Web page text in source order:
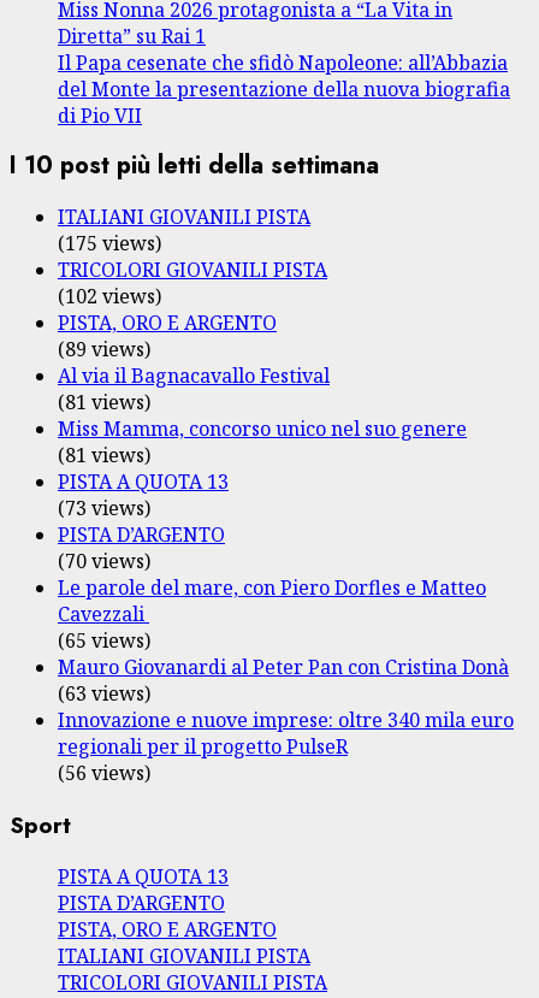
Miss Nonna 2026 protagonista a “La Vita in
Diretta” su Rai 1
Il Papa cesenate che sfidò Napoleone: all’Abbazia
del Monte la presentazione della nuova biografia
di Pio VII
I 10 post più letti della settimana
ITALIANI GIOVANILI PISTA
(175 views)
TRICOLORI GIOVANILI PISTA
(102 views)
PISTA, ORO E ARGENTO
(89 views)
Al via il Bagnacavallo Festival
(81 views)
Miss Mamma, concorso unico nel suo genere
(81 views)
PISTA A QUOTA 13
(73 views)
PISTA D’ARGENTO
(70 views)
Le parole del mare, con Piero Dorfles e Matteo
Cavezzali
(65 views)
Mauro Giovanardi al Peter Pan con Cristina Donà
(63 views)
Innovazione e nuove imprese: oltre 340 mila euro
regionali per il progetto PulseR
(56 views)
Sport
PISTA A QUOTA 13
PISTA D’ARGENTO
PISTA, ORO E ARGENTO
ITALIANI GIOVANILI PISTA
TRICOLORI GIOVANILI PISTA